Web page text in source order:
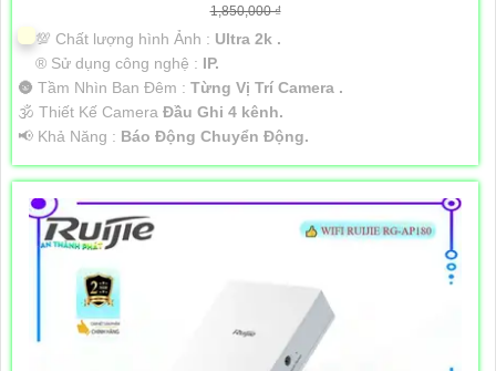
1,850,000 ₫
💯 Chất lượng hình Ảnh : Ultra 2k .
®️ Sử dụng công nghệ : IP.
🌚 Tầm Nhìn Ban Đêm : Từng Vị Trí Camera .
🕉️ Thiết Kế Camera Đầu Ghi 4 kênh.
️📢 Khả Năng : Báo Động Chuyển Động.